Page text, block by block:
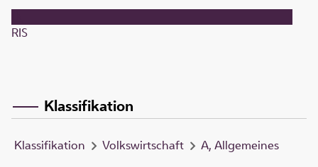
RIS
Klassifikation
Klassifikation Volkswirtschaft A, Allgemeines